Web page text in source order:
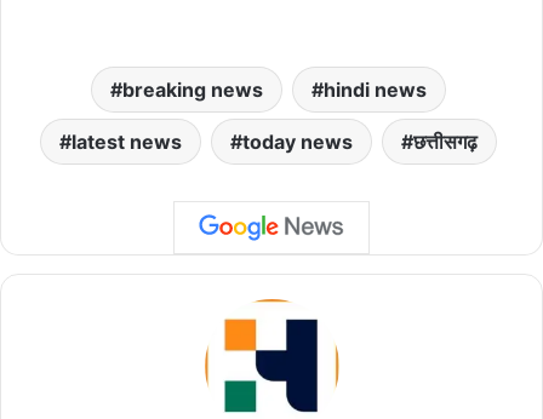
breaking news hindi news
latest news today news छत्तीसगढ़